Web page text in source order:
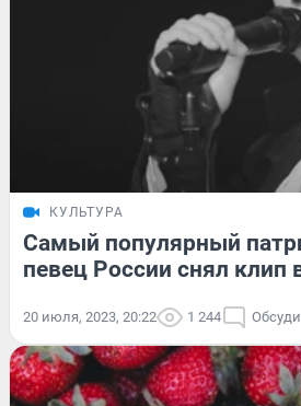
КУЛЬТУРА
Самый популярный
певец России снял клип
20 июля, 2023, 20:22 1 244